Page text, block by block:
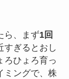
ら、まず1回
すぎるとおし
ろひょろ育っ
ミングで、株